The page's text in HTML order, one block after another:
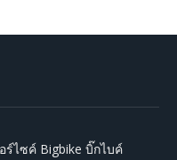
ร์ไซค์ Bigbike บิ๊กไบค์